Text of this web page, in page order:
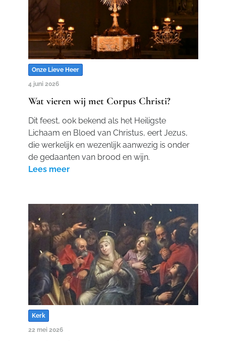
Onze Lieve Heer
4 juni 2026
Wat vieren wij met Corpus Christi?
Dit feest, ook bekend als het Heiligste
Lichaam en Bloed van Christus, eert Jezus,
die werkelijk en wezenlijk aanwezig is onder
de gedaanten van brood en wijn.
Lees meer
Kerk
22 mei 2026